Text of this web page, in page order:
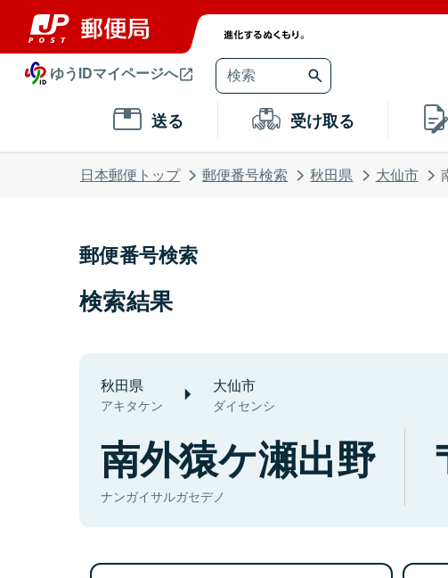
ゆうIDマイページへ
送る 受け取る
日本郵便トップ 郵便番号検索 秋田県 大仙市
郵便番号検索
検索結果
秋田県
アキタケン
大仙市
ダイセンシ
南外猿ケ瀬出野
ナンガイサルガセデノ